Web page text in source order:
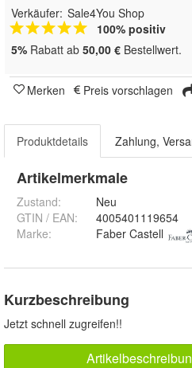
Verkäufer: Sale4You Shop
100% positiv
5% Rabatt ab 50,00 € Bestellwert.
Merken Preis vorschlagen
Produktdetails Zahlung,
Artikelmerkmale
Zustand:
Neu
GTIN / EAN:
4005401119654
Marke:
Faber Castell
Kurzbeschreibung
Jetzt schnell zugreifen!!